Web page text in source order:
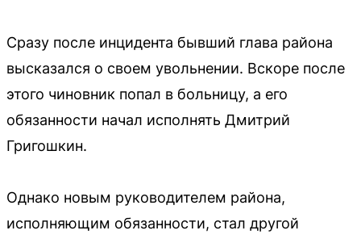
Сразу после инцидента бывший глава района
высказался о своем увольнении. Вскоре после
этого чиновник попал в больницу, а его
обязанности начал исполнять Дмитрий
Григошкин.
Однако новым руководителем района,
исполняющим обязанности, стал другой